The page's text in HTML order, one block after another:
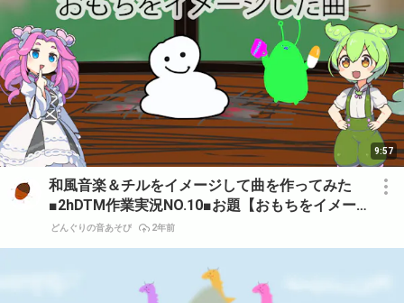
9:57
和風音楽＆チルをイメージして曲を作ってみた
■2hDTM作業実況NO.10■お題【おもちをイメー
ジした曲】
どんぐりの音あそび 2年前